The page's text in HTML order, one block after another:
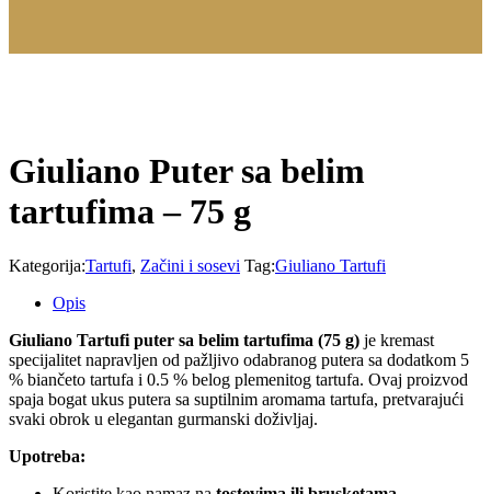
Giuliano Puter sa belim
tartufima – 75 g
Kategorija:Tartufi, Začini i sosevi Tag:Giuliano Tartufi
Opis
Giuliano Tartufi puter sa belim tartufima (75 g) je kremast
specijalitet napravljen od pažljivo odabranog putera sa dodatkom 5
% biančeto tartufa i 0.5 % belog plemenitog tartufa. Ovaj proizvod
spaja bogat ukus putera sa suptilnim aromama tartufa, pretvarajući
svaki obrok u elegantan gurmanski doživljaj.
Upotreba: